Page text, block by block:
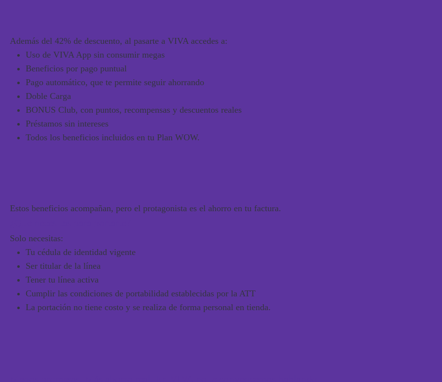
Además del 42% de descuento, al pasarte a VIVA accedes a:
Uso de VIVA App sin consumir megas
Beneficios por pago puntual
Pago automático, que te permite seguir ahorrando
Doble Carga
BONUS Club, con puntos, recompensas y descuentos reales
Préstamos sin intereses
Todos los beneficios incluidos en tu Plan WOW.
Estos beneficios acompañan, pero el protagonista es el ahorro en tu factura.
Solo necesitas:
Tu cédula de identidad vigente
Ser titular de la línea
Tener tu línea activa
Cumplir las condiciones de portabilidad establecidas por la ATT
La portación no tiene costo y se realiza de forma personal en tienda.